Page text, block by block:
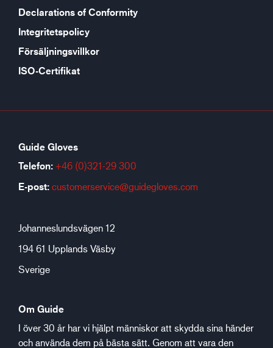
Declarations of Conformity
Integritetspolicy
Försäljningsvillkor
ISO-Certifikat
Guide Gloves
Telefon: +46 (0)321-29 300
E-post: customerservice@guidegloves.com
Johanneslundsvägen 12
194 61 Upplands Väsby
Sverige
Om Guide
I över 30 år har vi hjälpt människor att skydda sina händer
och använda dem på bästa sätt. Genom att vara den